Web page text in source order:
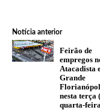
Notícia anterior
Feirão de
empregos
Atacadista
Grande
nesta terça
quarta-